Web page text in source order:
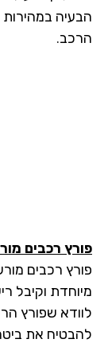
במהירות
רכבים מורשה
רכבים מורשה
וקיבל
שפורץ
את